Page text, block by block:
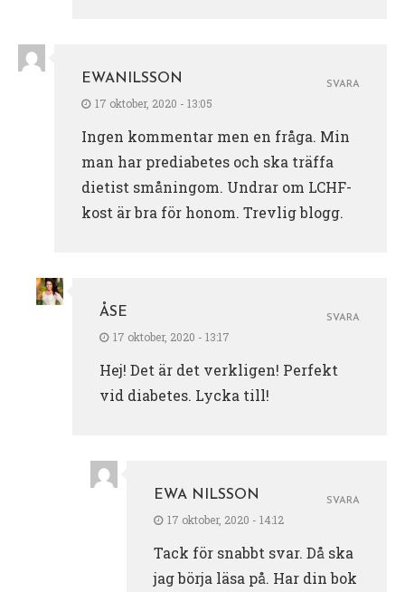
EWANILSSON
17 oktober, 2020 - 13:05
Ingen kommentar men en fråga. Min
man har prediabetes och ska träffa
dietist småningom. Undrar om LCHF-
kost är bra för honom. Trevlig blogg.
SVARA
ÅSE
17 oktober, 2020 - 13:17
Hej! Det är det verkligen! Perfekt
vid diabetes. Lycka till!
SVARA
EWA NILSSON
17 oktober, 2020 - 14:12
Tack för snabbt svar. Då ska
jag börja läsa på. Har din bok
SVARA